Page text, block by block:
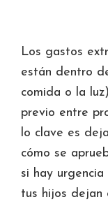
Los gastos
están dentro
comida o la
previo entre
lo clave es
cómo se
si hay
tus hijos dejan